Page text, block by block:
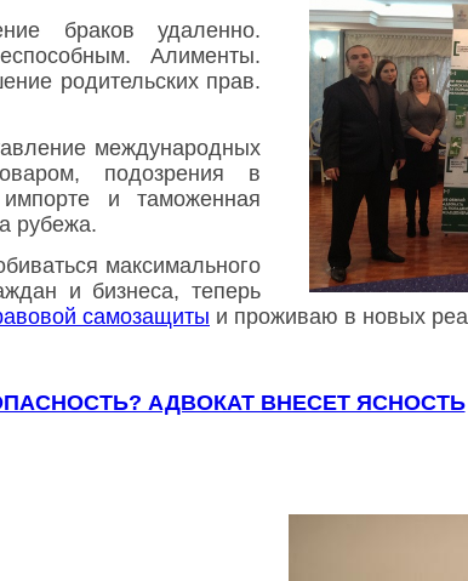
браков удаленно.
Алименты.
родительских прав.
международных
подозрения в
и таможенная
рубежа.
максимального
и бизнеса, теперь
самозащиты и проживаю в новых
АДВОКАТ ВНЕСЕТ ЯСНОСТЬ